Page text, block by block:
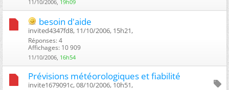
11/10/2006, 19h09
besoin d'aide
invited4347fd8, 11/10/2006, 15h21, ‎
Réponses: 4
Affichages: 10 909
11/10/2006, 16h54
Prévisions météorologiques et fiabilité
invite1679091c, 08/10/2006, 10h51, ‎